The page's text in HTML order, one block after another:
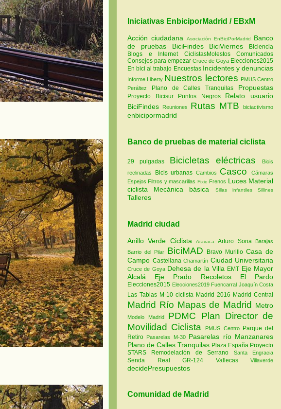
Iniciativas EnbiciporMadrid / EBxM
Acción ciudadana Asociación EnBiciPorMadrid
Banco
de pruebas
BiciFindes BiciViernes
Biciencia
Blogs e Internet
CiclistasMolestos
Comunicados
Consejos para empezar Cruce de Goya Elecciones2015
En bici al trabajo Encuestas Incidentes y denuncias
Informe Liberty Nuestros lectores
PMUS Centro
Peráltez
Plano de Calles Tranquilas Propuestas
Proyecto Bicisur Puntos Negros
Relato usuario
BiciFindes
Reuniones Rutas MTB biciactivismo
enbicipormadrid
Banco de pruebas de material ciclista
29 pulgadas Bicicletas eléctricas
Bicis
reclinadas
Bicis urbanas Cambios Casco
Cámaras
Espejos Filtros y mascarillas Fixie Frenos Luces Material
ciclista
Mecánica básica Sillas infantiles Sillines
Talleres
Madrid ciudad
Anillo Verde Ciclista AravacaArturo Soria
Barajas
Barrio del Pilar BiciMAD Bravo MurilloCasa de
Campo Castellana Chamartín Ciudad Universitaria
Cruce de Goya Dehesa de la Villa EMT Eje Mayor
Alcalá Eje Prado Recoletos El Pardo
Elecciones2015 Elecciones2019 Fuencarral Joaquín Costa
Las Tablas M-10 ciclista Madrid 2016 Madrid Central
Madrid Río Mapas de Madrid Metro
Modelo Madrid PDMC Plan Director de
Movilidad Ciclista
PMUS Centro Parque del
Retiro Pasarelas M-30 Pasarelas río Manzanares
Plano de Calles Tranquilas Plaza España Proyecto
STARS Remodelación de Serrano Santa Engracia
Senda Real GR-124 Vallecas Villaverde
decidePresupuestos
Comunidad de Madrid